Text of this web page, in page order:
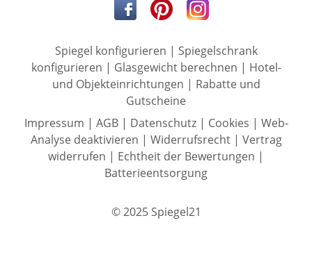
Spiegel konfigurieren | Spiegelschrank
konfigurieren | Glasgewicht berechnen | Hotel-
und Objekteinrichtungen | Rabatte und
Gutscheine
Impressum | AGB| Datenschutz| Cookies | Web-
Analyse deaktivieren | Widerrufsrecht| Vertrag
widerrufen | Echtheit der Bewertungen |
Batterieentsorgung
© 2025 Spiegel21